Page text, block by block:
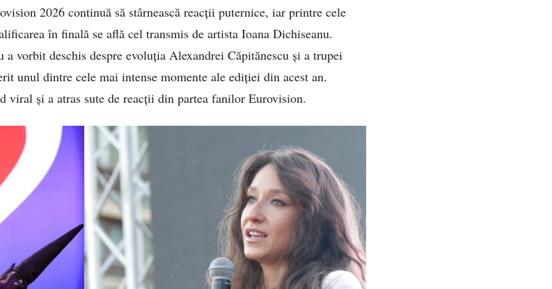
2026 continuă să stârnească reacții puternice, iar printre cele
în finală se află cel transmis de artista Ioana Dichiseanu.
vorbit deschis despre evoluția Alexandrei Căpitănescu și a trupei
unul dintre cele mai intense momente ale ediției din acest an.
viral și a atras sute de reacții din partea fanilor Eurovision.